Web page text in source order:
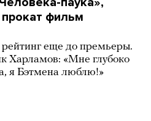
фильм
еще до премьеры.
Харламов: «Мне глубоко
я Бэтмена люблю!»